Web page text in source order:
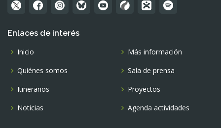
Enlaces de interés
Inicio
Quiénes somos
Itinerarios
Noticias
Más información
Sala de prensa
Proyectos
Agenda actividades